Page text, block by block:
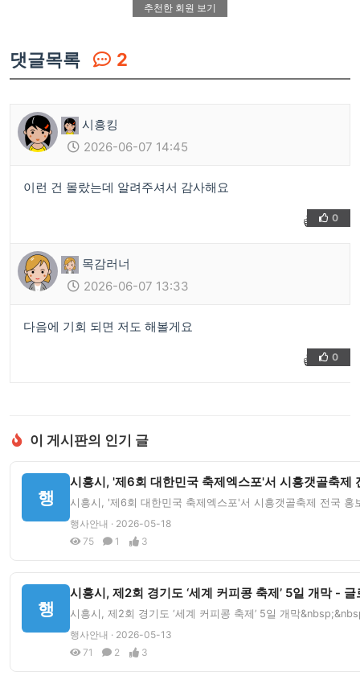
추천한 회원 보기
댓글목록 2
시흥킹
2026-06-07 14:45
이런 건 몰랐는데 알려주셔서 감사해요
👍 ❤️
0
목감러너
2026-06-07 13:33
다음에 기회 되면 저도 해볼게요
👍 ❤️
0
이 게시판의 인기 글
행
시흥시, '제6회 대한민국 축제엑스포'서 시흥갯골축제
시흥시, '제6회 대한민국 축제엑스포'서 시흥갯골축제 전국
행사안내 · 2026-05-18
75
1 3
행
시흥시, 제2회 경기도 ‘세계 커피콩 축제’ 5일 개막 -
시흥시, 제2회 경기도 ‘세계 커피콩 축제’ 5일 개막
행사안내 · 2026-05-13
71
2 3